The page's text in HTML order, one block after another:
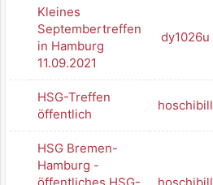
Kleines
Septembertreffen
in Hamburg
11.09.2021
dy1026u
HSG-Treffen
öffentlich
hoschibill
HSG Bremen-
Hamburg -